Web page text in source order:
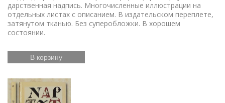
дарственная надпись. Многочисленные иллюстрации на
отдельных листах с описанием. В издательском переплете,
затянутом тканью. Без суперобложки. В хорошем
состоянии.
В корзину